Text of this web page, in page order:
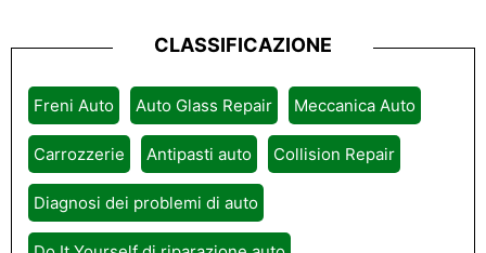
CLASSIFICAZIONE
Freni Auto Auto Glass Repair Meccanica Auto
Carrozzerie Antipasti auto Collision Repair
Diagnosi dei problemi di auto